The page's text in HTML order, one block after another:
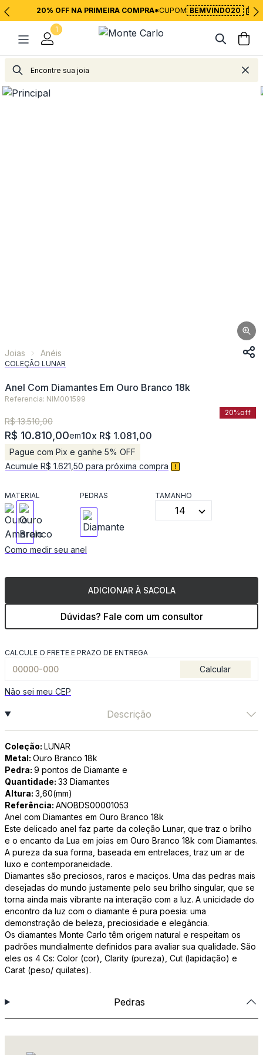
20% OFF NA PRIMEIRA COMPRA*CUPOM BEMVINDO20
1
Joias
Joias Anéis
COLEÇÃO LUNAR
Anel Com Diamantes Em Ouro Branco 18k
Referencia: NIM001599
20%off
R$ 13.510,00
R$ 10.810,00em10x R$ 1.081,00
Pague com Pix e ganhe 5% OFF
Acumule R$ 1.621,50 para próxima compra
MATERIAL PEDRAS TAMANHO
14
Como medir seu anel
ADICIONAR À SACOLA
Dúvidas? Fale com um consultor
CALCULE O FRETE E PRAZO DE ENTREGA
Calcular
Não sei meu CEP
Descrição
Coleção: LUNAR
Metal: Ouro Branco 18k
Pedra: 9 pontos de Diamante e
Quantidade: 33 Diamantes
Altura: 3,60(mm)
Referência: ANOBDS00001053
Anel com Diamantes em Ouro Branco 18k
Este delicado anel faz parte da coleção Lunar, que traz o brilho
e o encanto da Lua em joias em Ouro Branco 18k com Diamantes.
A pureza da sua forma, baseada em entrelaces, traz um ar de
luxo e contemporaneidade.
Diamantes são preciosos, raros e maciços. Uma das pedras mais
desejadas do mundo justamente pelo seu brilho singular, que se
torna ainda mais vibrante na interação com a luz. A unicidade do
encontro da luz com o diamante é pura poesia: uma
demonstração de beleza, preciosidade e elegância.
Os diamantes Monte Carlo têm origem natural e respeitam os
padrões mundialmente definidos para avaliar sua qualidade. São
eles os 4 Cs: Color (cor), Clarity (pureza), Cut (lapidação) e
Carat (peso/ quilates).
Pedras